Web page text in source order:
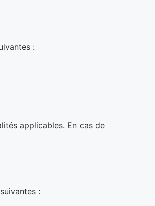
:
applicables. En cas de
: